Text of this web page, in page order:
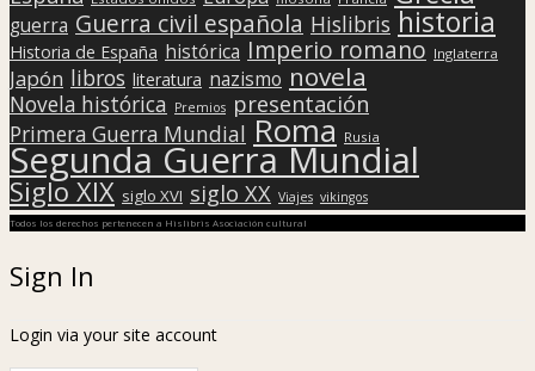
guerra Guerra civil española Hislibris historia
Historia de España histórica Imperio romano Inglaterra
Japón libros literatura nazismo novela
Novela histórica Premios presentación
Primera Guerra Mundial Roma Rusia
Segunda Guerra Mundial
Siglo XIX siglo XVI siglo XX Viajes vikingos
Todos los derechos pertenecen a Hislibris Asociación cultural
Sign In
Login via your site account